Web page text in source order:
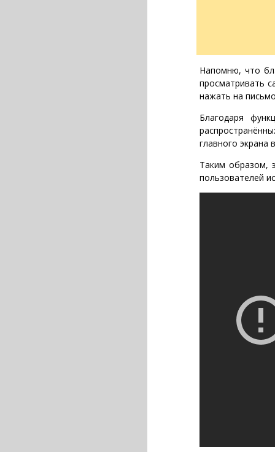
Напомню, что
просматривать
нажать на
Благодаря
главного экрана
Таким образом,
пользователей